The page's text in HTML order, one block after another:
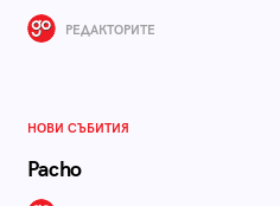
РЕДАКТОРИТЕ
НОВИ СЪБИТИЯ
Pacho